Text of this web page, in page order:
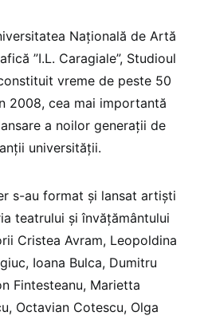
Națională de Artă
”I.L. Caragiale”, Studioul
vreme de peste 50
2008, cea mai importantă
a noilor generații de
universității.
s-au format și lansat artiști
teatrului și învățământului
Cristea Avram, Leopoldina
Ioana Bulca, Dumitru
Fintesteanu, Marietta
Octavian Cotescu, Olga